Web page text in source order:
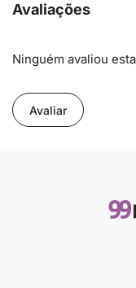
Avaliações
Ninguém avaliou
Avaliar